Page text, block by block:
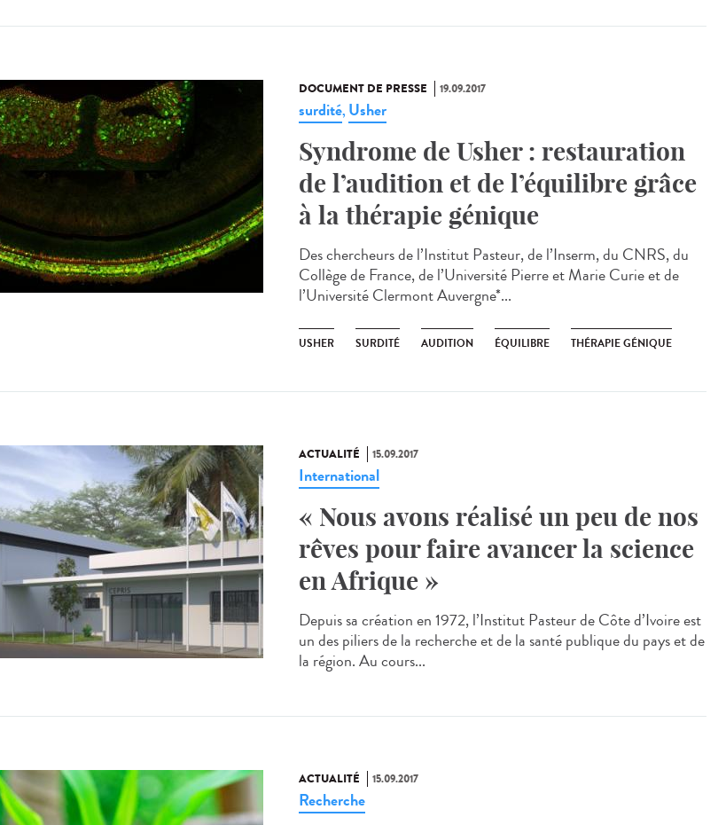
DOCUMENT DE PRESSE 19.09.2017
surdité, Usher
Syndrome de Usher : restauration
de l’audition et de l’équilibre grâce
à la thérapie génique
Des chercheurs de l’Institut Pasteur, de l’Inserm, du CNRS, du
Collège de France, de l’Université Pierre et Marie Curie et de
l’Université Clermont Auvergne*...
USHER SURDITÉ AUDITION ÉQUILIBRE THÉRAPIE GÉNIQUE
ACTUALITÉ 15.09.2017
International
« Nous avons réalisé un peu de nos
rêves pour faire avancer la science
en Afrique »
Depuis sa création en 1972, l’Institut Pasteur de Côte d’Ivoire est
un des piliers de la recherche et de la santé publique du pays et de
la région. Au cours...
ACTUALITÉ 15.09.2017
Recherche